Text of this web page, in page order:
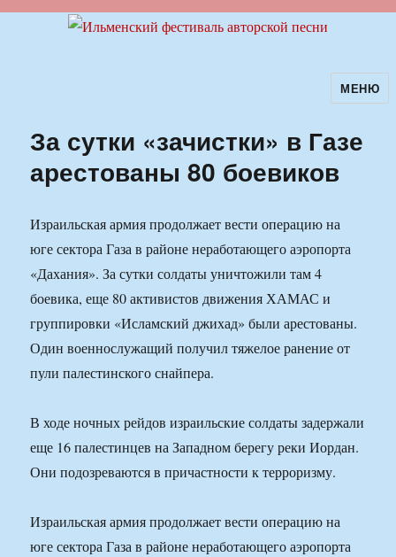
Ильменский фестиваль авторскойМЕНЮ
За сутки «зачистки» в Газе
арестованы 80 боевиков
Израильская армия продолжает вести операцию на
юге сектора Газа в районе неработающего аэропорта
«Дахания». За сутки солдаты уничтожили там 4
боевика, еще 80 активистов движения ХАМАС и
группировки «Исламский джихад» были арестованы.
Один военнослужащий получил тяжелое ранение от
пули палестинского снайпера.
В ходе ночных рейдов израильские солдаты задержали
еще 16 палестинцев на Западном берегу реки Иордан.
Они подозреваются в причастности к терроризму.
Израильская армия продолжает вести операцию на
юге сектора Газа в районе неработающего аэропорта